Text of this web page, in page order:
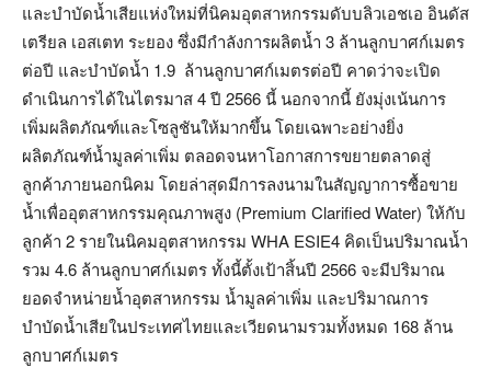
และบำบัดน้ำเสียแห่งใหม่ที่นิคมอุตสาหกรรมดับบลิวเอชเอ อินดัส
เตรียล เอสเตท ระยอง ซึ่งมีกำลังการผลิตน้ำ 3 ล้านลูกบาศก์เมตร
ต่อปี และบำบัดน้ำ 1.9 ล้านลูกบาศก์เมตรต่อปี คาดว่าจะเปิด
ดำเนินการได้ในไตรมาส 4 ปี 2566 นี้ นอกจากนี้ ยังมุ่งเน้นการ
เพิ่มผลิตภัณฑ์และโซลูชันให้มากขึ้น โดยเฉพาะอย่างยิ่ง
ผลิตภัณฑ์น้ำมูลค่าเพิ่ม ตลอดจนหาโอกาสการขยายตลาดสู่
ลูกค้าภายนอกนิคม โดยล่าสุดมีการลงนามในสัญญาการซื้อขาย
น้ำเพื่ออุตสาหกรรมคุณภาพสูง (Premium Clarified Water) ให้กับ
ลูกค้า 2 รายในนิคมอุตสาหกรรม WHA ESIE4 คิดเป็นปริมาณน้ำ
รวม 4.6 ล้านลูกบาศก์เมตร ทั้งนี้ตั้งเป้าสิ้นปี 2566 จะมีปริมาณ
ยอดจำหน่ายน้ำอุตสาหกรรม น้ำมูลค่าเพิ่ม และปริมาณการ
บำบัดน้ำเสียในประเทศไทยและเวียดนามรวมทั้งหมด 168 ล้าน
ลูกบาศก์เมตร